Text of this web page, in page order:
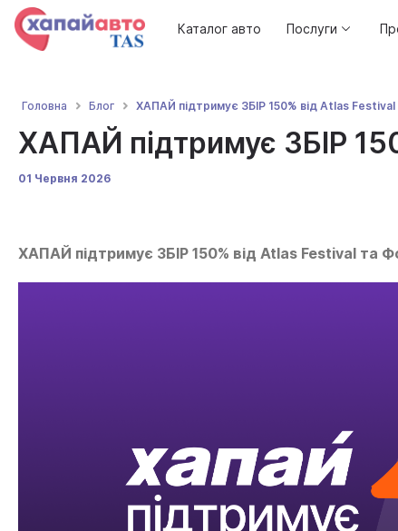
Каталог авто Послуги
Головна Блог ХАПАЙ підтримує ЗБІР 150% від Atlas
ХАПАЙ підтримує ЗБІР
01 Червня 2026
ХАПАЙ підтримує ЗБІР 150% від Atlas Festival та